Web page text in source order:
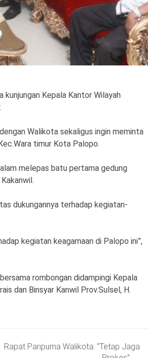
kunjungan Kepala Kantor Wilayah
Walikota sekaligus ingin meminta
timur Kota Palopo.
melepas batu pertama gedung
dukungannya terhadap kegiatan-
kegiatan keagamaan di Palopo ini”,
rombongan didampingi Kepala
dan Binsyar Kanwil Prov.Sulsel, H.
Rapat Paripurna Walikota: “Tetap Jaga